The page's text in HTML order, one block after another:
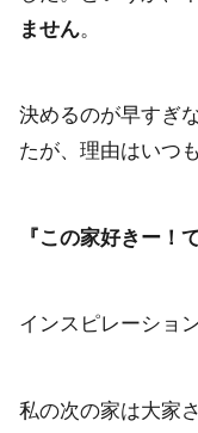
ません。
決めるのが早すぎ
たが、理由はいつ
『この家好きー
インスピレーショ
私の次の家は大家